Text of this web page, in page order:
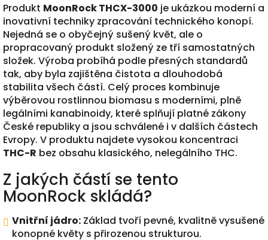
Produkt MoonRock THCX-3000 je ukázkou moderní a
inovativní techniky zpracování technického konopí.
Nejedná se o obyčejný sušený květ, ale o
propracovaný produkt složený ze tří samostatných
složek. Výroba probíhá podle přesných standardů
tak, aby byla zajištěna čistota a dlouhodobá
stabilita všech částí. Celý proces kombinuje
výběrovou rostlinnou biomasu s moderními, plně
legálními kanabinoidy, které splňují platné zákony
České republiky a jsou schválené i v dalších částech
Evropy. V produktu najdete vysokou koncentraci
THC-R bez obsahu klasického, nelegálního THC.
Z jakých částí se tento
MoonRock skládá?
Vnitřní jádro: Základ tvoří pevné, kvalitně vysušené
konopné květy s přirozenou strukturou.